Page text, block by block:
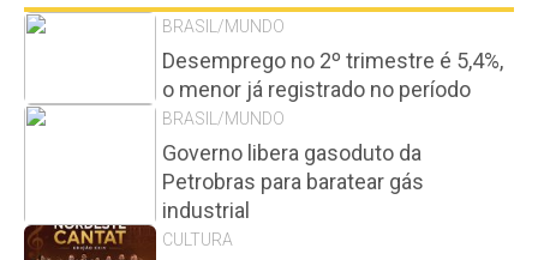
BRASIL/MUNDO
Desemprego no 2º trimestre é 5,4%,
o menor já registrado no período
BRASIL/MUNDO
Governo libera gasoduto da
Petrobras para baratear gás
industrial
CULTURA